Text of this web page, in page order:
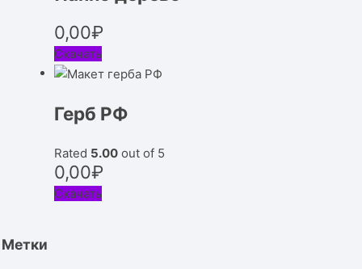
0,00₽
Скачать
Герб РФ
Rated 5.00 out of 5
0,00₽
Скачать
Метки